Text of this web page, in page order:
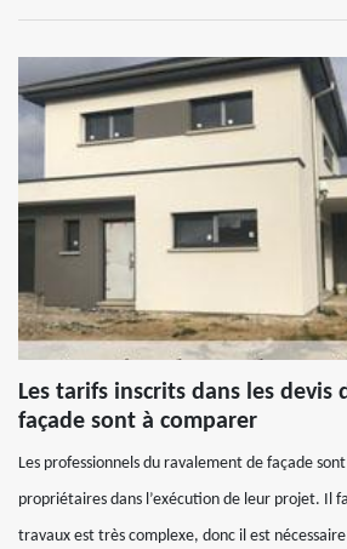
Les tarifs inscrits dans les devis
façade sont à comparer
Les professionnels du ravalement de façade
propriétaires dans l’exécution de leur projet. Il
travaux est très complexe, donc il est